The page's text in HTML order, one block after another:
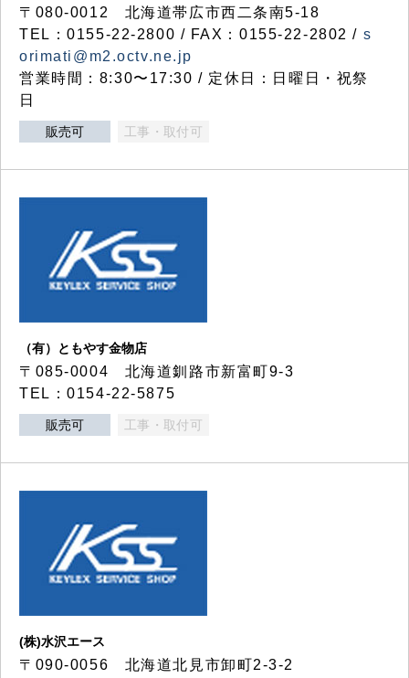
〒080-0012 北海道帯広市西二条南5-18
TEL：0155-22-2800 / FAX：0155-22-2802 / s
orimati@m2.octv.ne.jp
営業時間：8:30〜17:30 / 定休日：日曜日・祝祭
日
販売可 工事・取付可
（有）ともやす金物店
〒085-0004 北海道釧路市新富町9-3
TEL：0154-22-5875
販売可 工事・取付可
(株)水沢エース
〒090-0056 北海道北見市卸町2-3-2